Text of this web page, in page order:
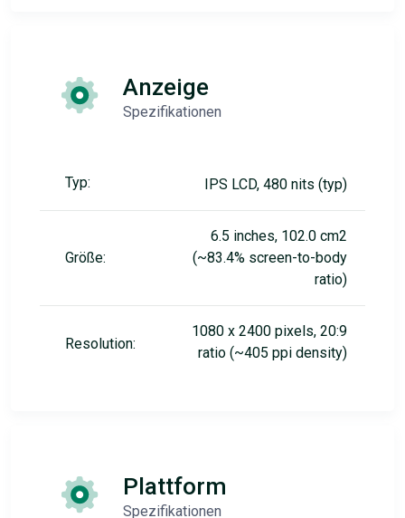
Anzeige
Spezifikationen
Typ: IPS LCD, 480 nits (typ)
Größe:
6.5 inches, 102.0 cm2
(~83.4% screen-to-body
ratio)
Resolution:
1080 x 2400 pixels, 20:9
ratio (~405 ppi density)
Plattform
Spezifikationen